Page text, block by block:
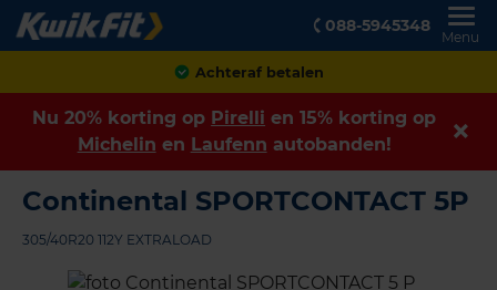
088-5945348
Menu
Achteraf betalen
Nu 20% korting op Pirelli en 15% korting op
Michelin en Laufenn autobanden!
Continental SPORTCONTACT 5P
305/40R20 112Y EXTRALOAD